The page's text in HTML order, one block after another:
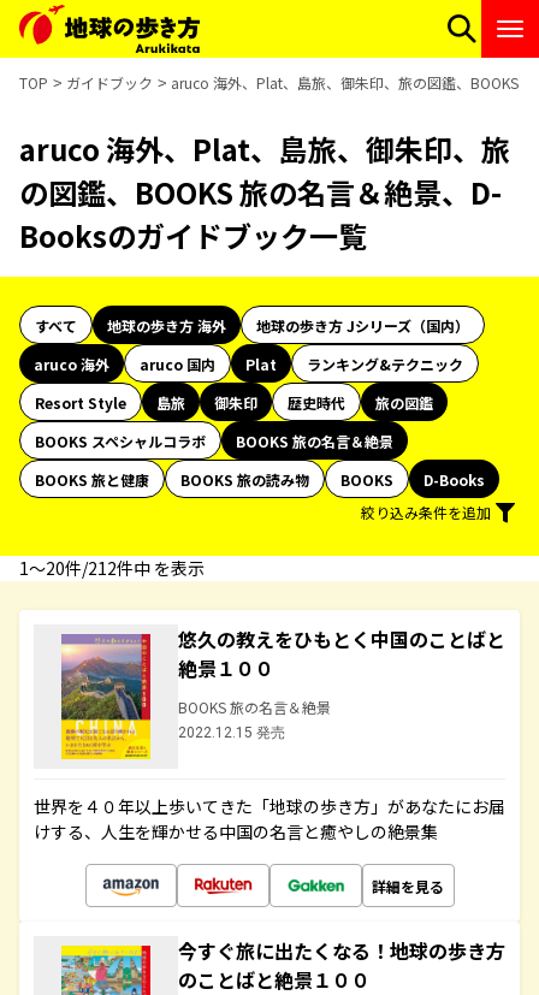
TOP ガイドブック aruco 海外、Plat、島旅、御朱印、旅の図鑑、BOOKS
aruco 海外、Plat、島旅、御朱印、旅
の図鑑、BOOKS 旅の名言＆絶景、D-
Booksのガイドブック一覧
すべて 地球の歩き方 海外
地球の歩き方 Jシリーズ（国内）
aruco 海外
aruco 国内 Plat
ランキング&テクニック
Resort Style
島旅 御朱印 歴史時代
旅の図鑑
BOOKS スペシャルコラボ
BOOKS 旅の名言＆絶景
BOOKS 旅と健康
BOOKS 旅の読み物 BOOKS
D-Books
絞り込み条件を追加
1〜20件/212件中 を表示
悠久の教えをひもとく中国のことばと
絶景１００
BOOKS 旅の名言＆絶景
2022.12.15 発売
世界を４０年以上歩いてきた「地球の歩き方」があなたにお届
けする、人生を輝かせる中国の名言と癒やしの絶景集
詳細を見る
今すぐ旅に出たくなる！地球の歩き方
のことばと絶景１００